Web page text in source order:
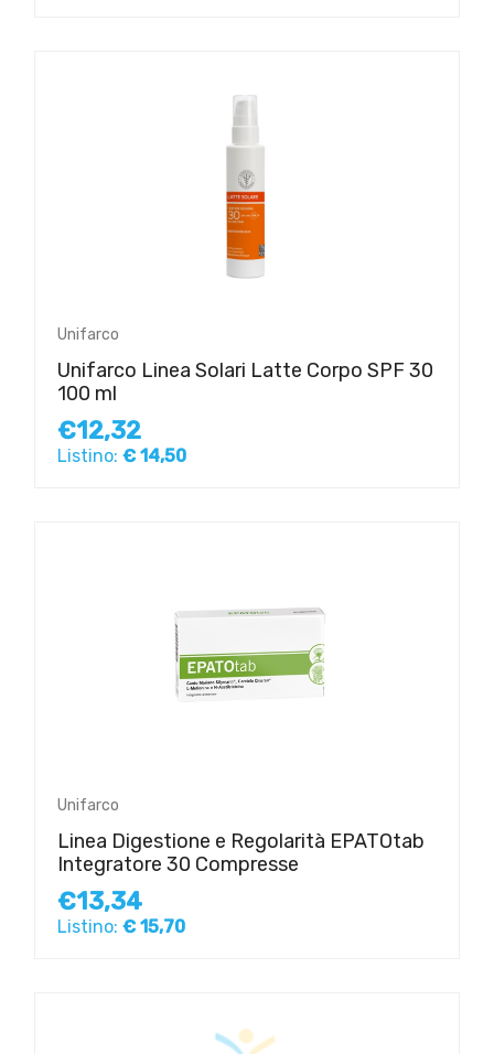
Unifarco
Unifarco Linea Solari Latte Corpo SPF 30
100 ml
€12,32
Listino: € 14,50
Unifarco
Linea Digestione e Regolarità EPATOtab
Integratore 30 Compresse
€13,34
Listino: € 15,70